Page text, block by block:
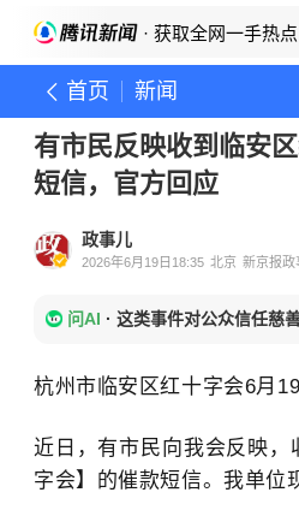
· 获取全网一手热点
首页 新闻
有市民反映收到临安
短信，官方回应
政事儿
2026年6月19日18:35 北京 新京报政
问AI · 这类事件对公众信任慈
杭州市临安区红十字会6月
近日，有市民向我会反映，
字会】的催款短信。我单位